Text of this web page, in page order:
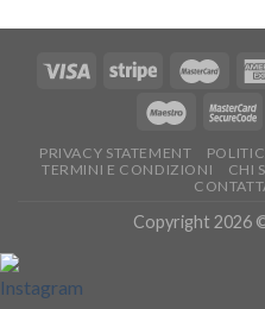
PRIVACY STATEMENT
TERMINI E CONDIZIONI
CHI
Copyright 2026